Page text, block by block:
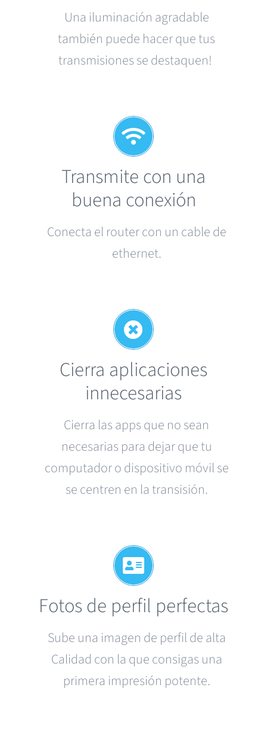
Una iluminación agradable
también puede hacerquetus
transmisionessedestaquen!
Transmite con una
buena conexión
Conecta el router con un cable de
ethernet.
Cierra aplicaciones
innecesarias
Cierra las apps que nosean
necesarias para dejarquetu
computadorodispositivo móvilse
secentren en la transisión.
Fotos de perfil perfectas
Sube una imagen de perfildealta
Calidad con la queconsigas una
primera impresión potente.